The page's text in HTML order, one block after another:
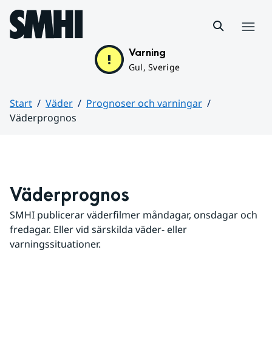
Hoppa till sidans innehåll
Varning
Gul, Sverige
Start Väder
Prognoser och varningar
Väderprognos
Väderprognos
SMHI publicerar väderfilmer måndagar, onsdagar och
fredagar. Eller vid särskilda väder- eller
varningssituationer.